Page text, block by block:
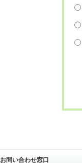
お問い合わせ窓口